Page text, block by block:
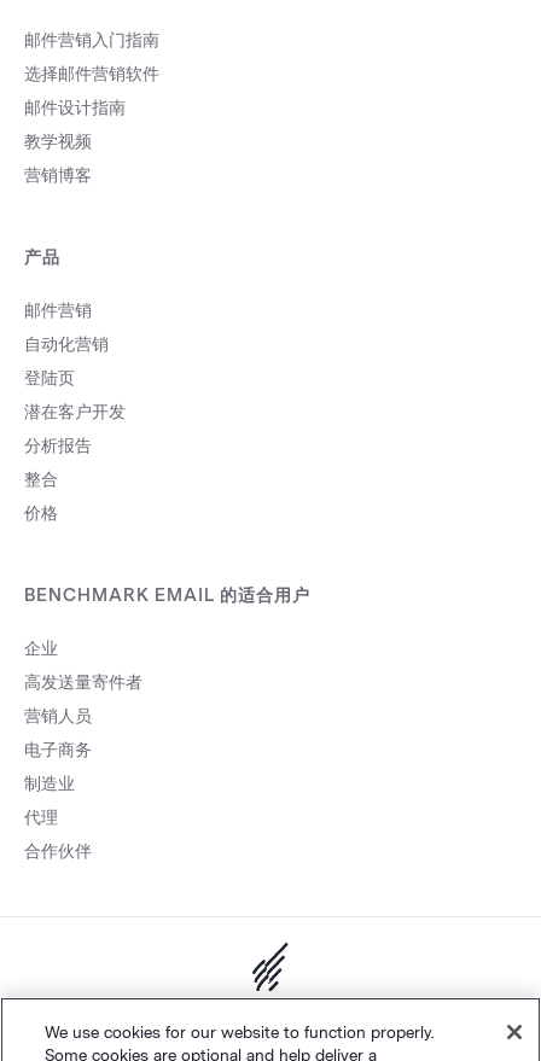
邮件营销入门指南
选择邮件营销软件
邮件设计指南
教学视频
营销博客
产品
邮件营销
自动化营销
登陆页
潜在客户开发
分析报告
整合
价格
BENCHMARK EMAIL 的适合用户
企业
高发送量寄件者
营销人员
电子商务
制造业
代理
合作伙伴
We use cookies for our website to function properly.
Some cookies are optional and help deliver a